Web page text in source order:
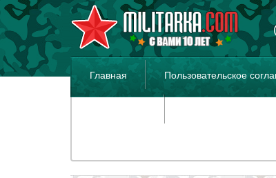
Главная Пользовательское